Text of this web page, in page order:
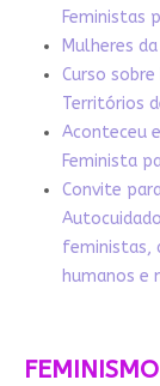
Feministas
Mulheres
Curso
Territórios
Aconteceu
Feminista
Convite
feministas,
humanos e
FEMINISMO